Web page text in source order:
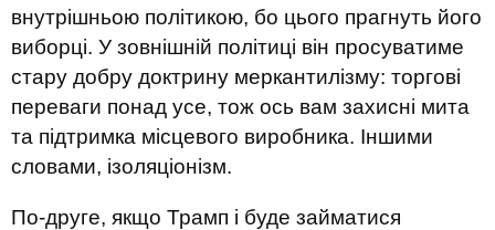
внутрішньою політикою, бо цього прагнуть його
виборці. У зовнішній політиці він просуватиме
стару добру доктрину меркантилізму: торгові
переваги понад усе, тож ось вам захисні мита
та підтримка місцевого виробника. Іншими
словами, ізоляціонізм.
По-друге, якщо Трамп і буде займатися